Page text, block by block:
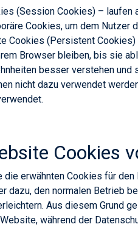
(Session Cookies) – laufen
Cookies, um dem
Cookies (Persistent
Browser bleiben, bis sie
besser verstehen
nicht dazu verwendet
Cookies
erwähnten Cookies für
dazu, den normalen Betrieb
Aus diesem Grund
während der